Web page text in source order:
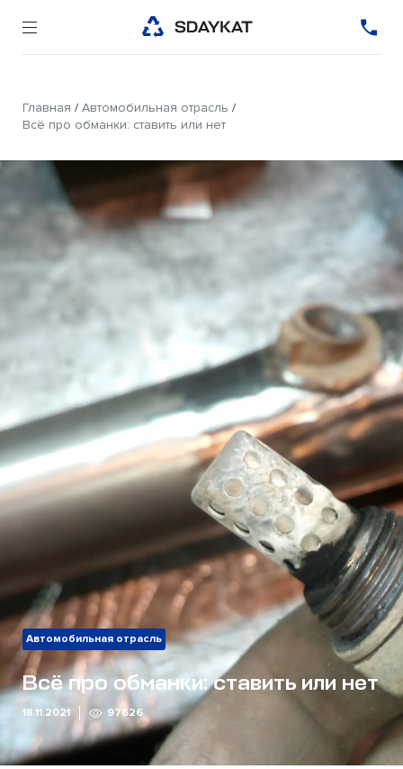
Главная / Автомобильная отрасль /
Всё про обманки: ставить или нет
Автомобильная отрасль
Всё про обманки: ставить или нет
18.11.2021 97626